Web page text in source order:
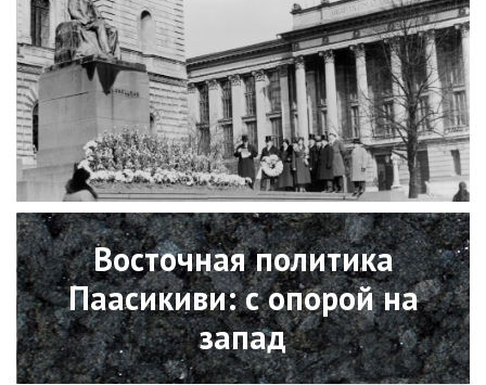
Восточная политика
Паасикиви: с опорой на
запад
Open